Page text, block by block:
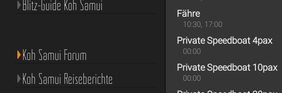
Fähre
10:30, 17:00
Private Speedboat 4pax
00:00
Private Speedboat 10pax
00:00
Blitz-Guide Koh Samui
Koh Samui Forum
Koh Samui Reiseberichte